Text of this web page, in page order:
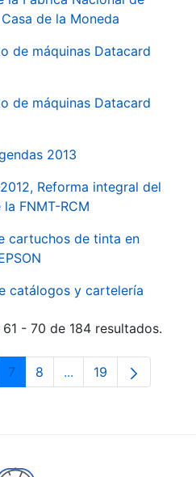
de la Moneda
de máquinas Datacard
de máquinas Datacard
2013
Reforma integral del
FNMT-RCM
cartuchos de tinta en
catálogos y cartelería
- 70 de 184 resultados.
intermedias Use TAB para
Página
7 Página
8 ...Páginas intermedias
Página
19